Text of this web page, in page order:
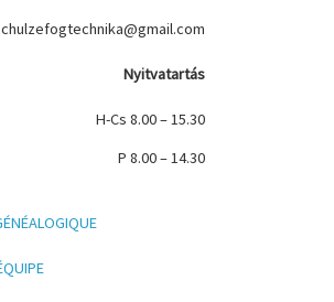
Nyitvatartás
H-Cs 8.00 – 15.30
P 8.00 – 14.30